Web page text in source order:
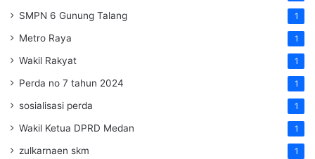
SMPN 6 Gunung Talang 1
Metro Raya 1
Wakil Rakyat 1
Perda no 7 tahun 2024 1
sosialisasi perda 1
Wakil Ketua DPRD Medan 1
zulkarnaen skm 1